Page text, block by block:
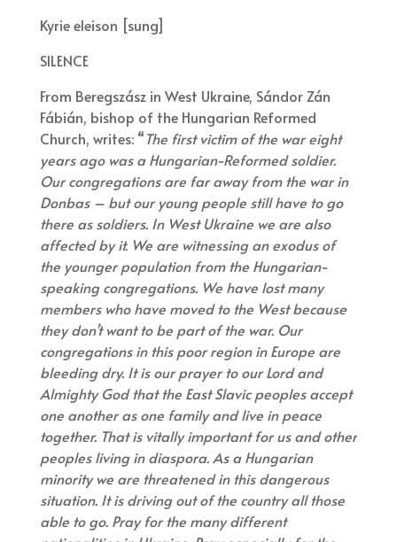
Kyrie eleison [sung]
SILENCE
From Beregszász in West Ukraine, Sándor Zán
Fábián, bishop of the Hungarian Reformed
Church, writes: “The first victim of the war eight
years ago was a Hungarian-Reformed soldier.
Our congregations are far away from the war in
Donbas – but our young people still have to go
there as soldiers. In West Ukraine we are also
affected by it. We are witnessing an exodus of
the younger population from the Hungarian-
speaking congregations. We have lost many
members who have moved to the West because
they don’t want to be part of the war. Our
congregations in this poor region in Europe are
bleeding dry. It is our prayer to our Lord and
Almighty God that the East Slavic peoples accept
one another as one family and live in peace
together. That is vitally important for us and other
peoples living in diaspora. As a Hungarian
minority we are threatened in this dangerous
situation. It is driving out of the country all those
able to go. Pray for the many different